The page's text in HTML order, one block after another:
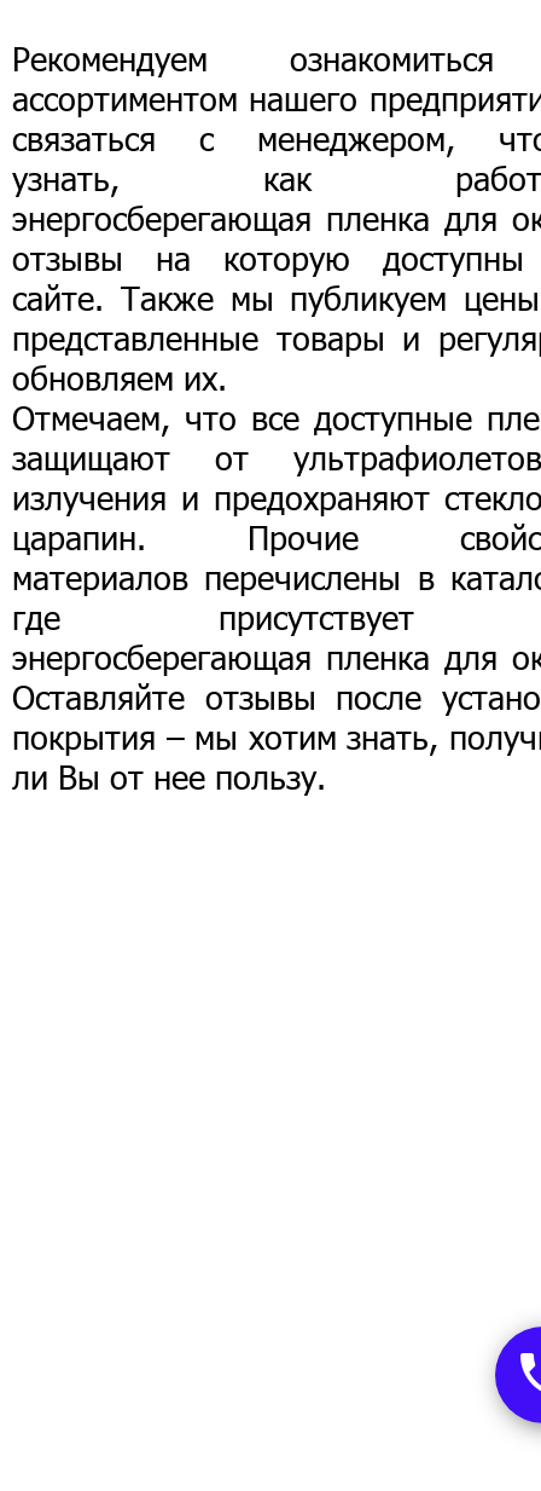
Рекомендуем
ассортиментом нашего
связаться с менеджером,
узнать, как
энергосберегающая пленка для
отзывы на которую
сайте. Также мы публикуем
представленные товары и
обновляем их.
Отмечаем, что все доступные
защищают от
излучения и предохраняют
царапин. Прочие
материалов перечислены в
где
энергосберегающая пленка для
Оставляйте отзывы после
покрытия – мы хотим знать,
ли Вы от нее пользу.